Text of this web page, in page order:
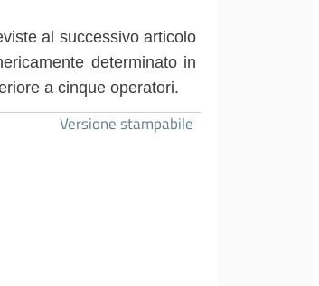
al successivo articolo
determinato in
a cinque operatori.
Versione stampabile